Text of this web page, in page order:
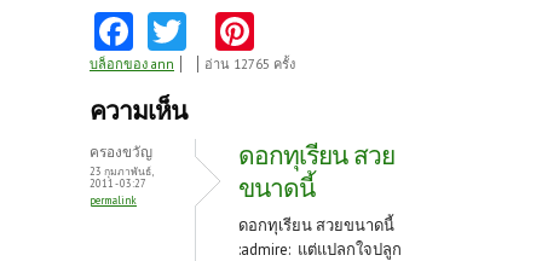
Fa
ce
b
o
o
k
w
itt
er
nt
es
t
บล็อกของ ann อ่าน 12765 ครั้ง
ความเห็น
ครองขวัญ
23 กุมภาพันธ์,
2011 - 03:27
permalink
ดอกทุเรียน สวย
ขนาดนี้
ดอกทุเรียน สวยขนาดนี้
:admire: แต่แปลกใจปลูก